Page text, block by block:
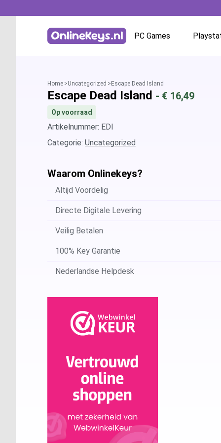
PC Games
GOG.com
Ubisoft / Uplay
Home Uncategorized Escape Dead Island
Escape Dead Island - € 16,49
Op voorraad
Artikelnummer: EDI
Categorie: Uncategorized
Waarom Onlinekeys?
Altijd Voordelig
Directe Digitale Levering
Veilig Betalen
100% Key Garantie
Nederlandse Helpdesk